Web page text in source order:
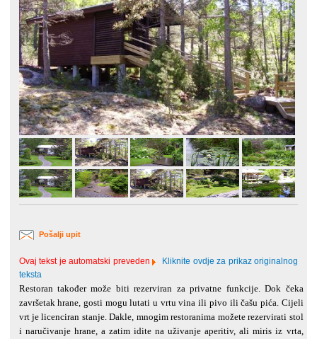
Pošalji upit
Ovaj tekst je automatski preveden
Kliknite ovdje za prikaz originalnog
teksta
Restoran također može biti rezerviran za privatne funkcije. Dok čeka
završetak hrane, gosti mogu lutati u vrtu vina ili pivo ili čašu pića. Cijeli
vrt je licenciran stanje. Dakle, mnogim restoranima možete rezervirati stol
i naručivanje hrane, a zatim idite na uživanje aperitiv, ali miris iz vrta,